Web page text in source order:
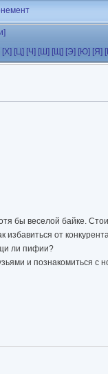
[Х] [Ц] [Ч] [Ш] [Щ] [Э] [Ю] [Я]
бы веселой байке.
от
ли пифии?
и познакомиться с